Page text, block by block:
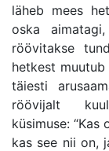
läheb mees
oska
röövitakse
hetkest
täiesti
röövijalt
küsimuse: “Kas
kas see nii on,